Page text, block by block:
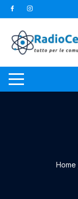
al
contenuto
Home